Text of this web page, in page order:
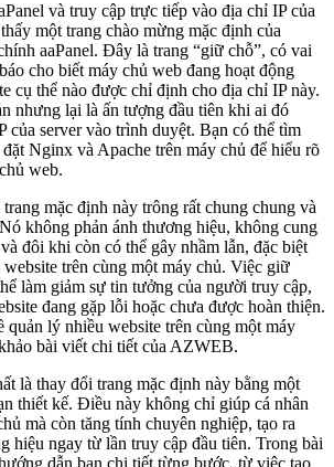
và truy cập trực tiếp vào địa chỉ IP của
một trang chào mừng mặc định của
aaPanel. Đây là trang “giữ chỗ”, có vai
cho biết máy chủ web đang hoạt động
cụ thể nào được chỉ định cho địa chỉ IP này.
nhưng lại là ấn tượng đầu tiên khi ai đó
của server vào trình duyệt. Bạn có thể tìm
Nginx và Apache trên máy chủ để hiểu rõ
web.
mặc định này trông rất chung chung và
không phản ánh thương hiệu, không cung
đôi khi còn có thể gây nhầm lẫn, đặc biệt
trên cùng một máy chủ. Việc giữ
làm giảm sự tin tưởng của người truy cập,
đang gặp lỗi hoặc chưa được hoàn thiện.
lý nhiều website trên cùng một máy
bài viết chi tiết của AZWEB.
là thay đổi trang mặc định này bằng một
thiết kế. Điều này không chỉ giúp cá nhân
mà còn tăng tính chuyên nghiệp, tạo ra
hiệu ngay từ lần truy cập đầu tiên. Trong bài
dẫn bạn chi tiết từng bước, từ việc tạo